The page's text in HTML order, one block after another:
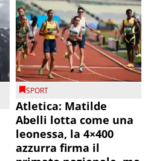
SPORT
Atletica: Matilde
Abelli lotta come una
leonessa, la 4×400
azzurra firma il